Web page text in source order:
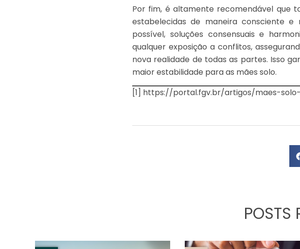
Por fim, é altamente recomendável que
estabelecidas de maneira consciente e
possível, soluções consensuais e
qualquer exposição a conflitos,
nova realidade de todas as partes. Isso
maior estabilidade para as mães solo.
[1] https://portal.fgv.br/artigos/maes-
POSTS